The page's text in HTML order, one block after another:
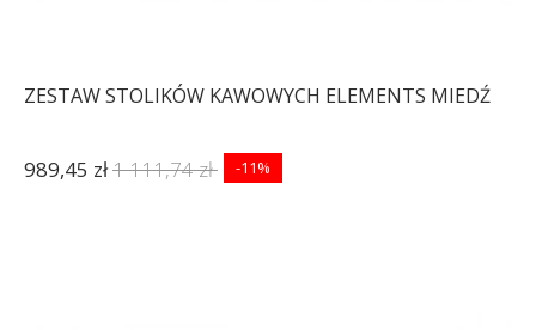
ZESTAW STOLIKÓW KAWOWYCH ELEMENTS MIEDŹ
989,45 zł1 111,74 zł -11%